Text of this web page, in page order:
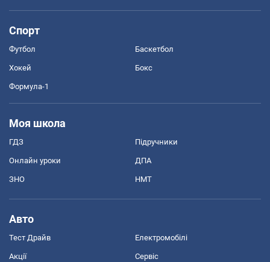
Спорт
Футбол Баскетбол
Хокей Бокс
Формула-1
Моя школа
ГДЗ Підручники
Онлайн уроки ДПА
ЗНО НМТ
Авто
Тест Драйв Електромобілі
Акції Сервіс